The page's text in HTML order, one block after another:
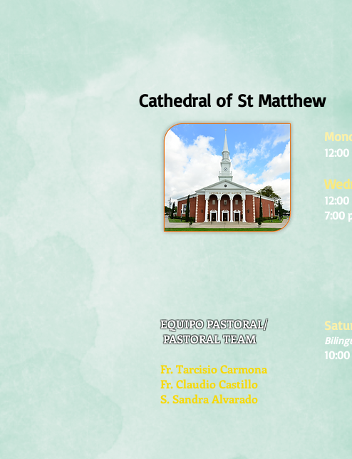
Cathedral of St Matthew
7:00
EQUIPO PASTORAL/
PASTORAL TEAM
Fr. Tarcisio Carmona
Fr. Claudio Castillo
S. Sandra Alvarado